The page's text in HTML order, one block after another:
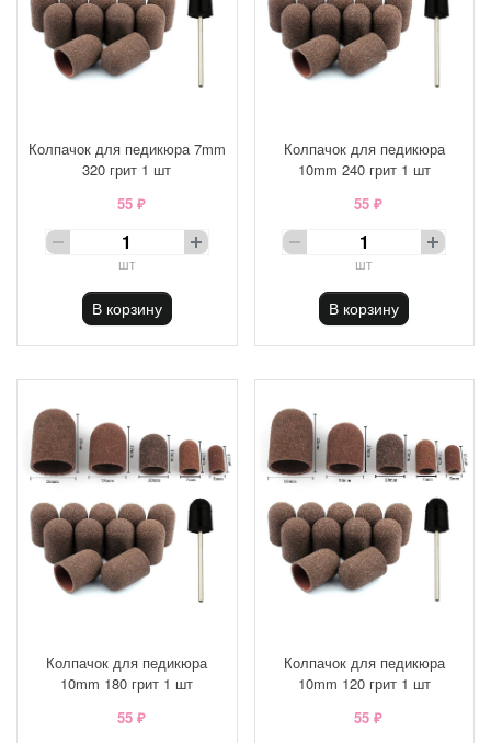
Колпачок для педикюра 7mm
320 грит 1 шт
55 ₽
шт
В корзину
Колпачок для педикюра
10mm 240 грит 1 шт
55 ₽
шт
В корзину
Колпачок для педикюра
10mm 180 грит 1 шт
55 ₽
Колпачок для педикюра
10mm 120 грит 1 шт
55 ₽